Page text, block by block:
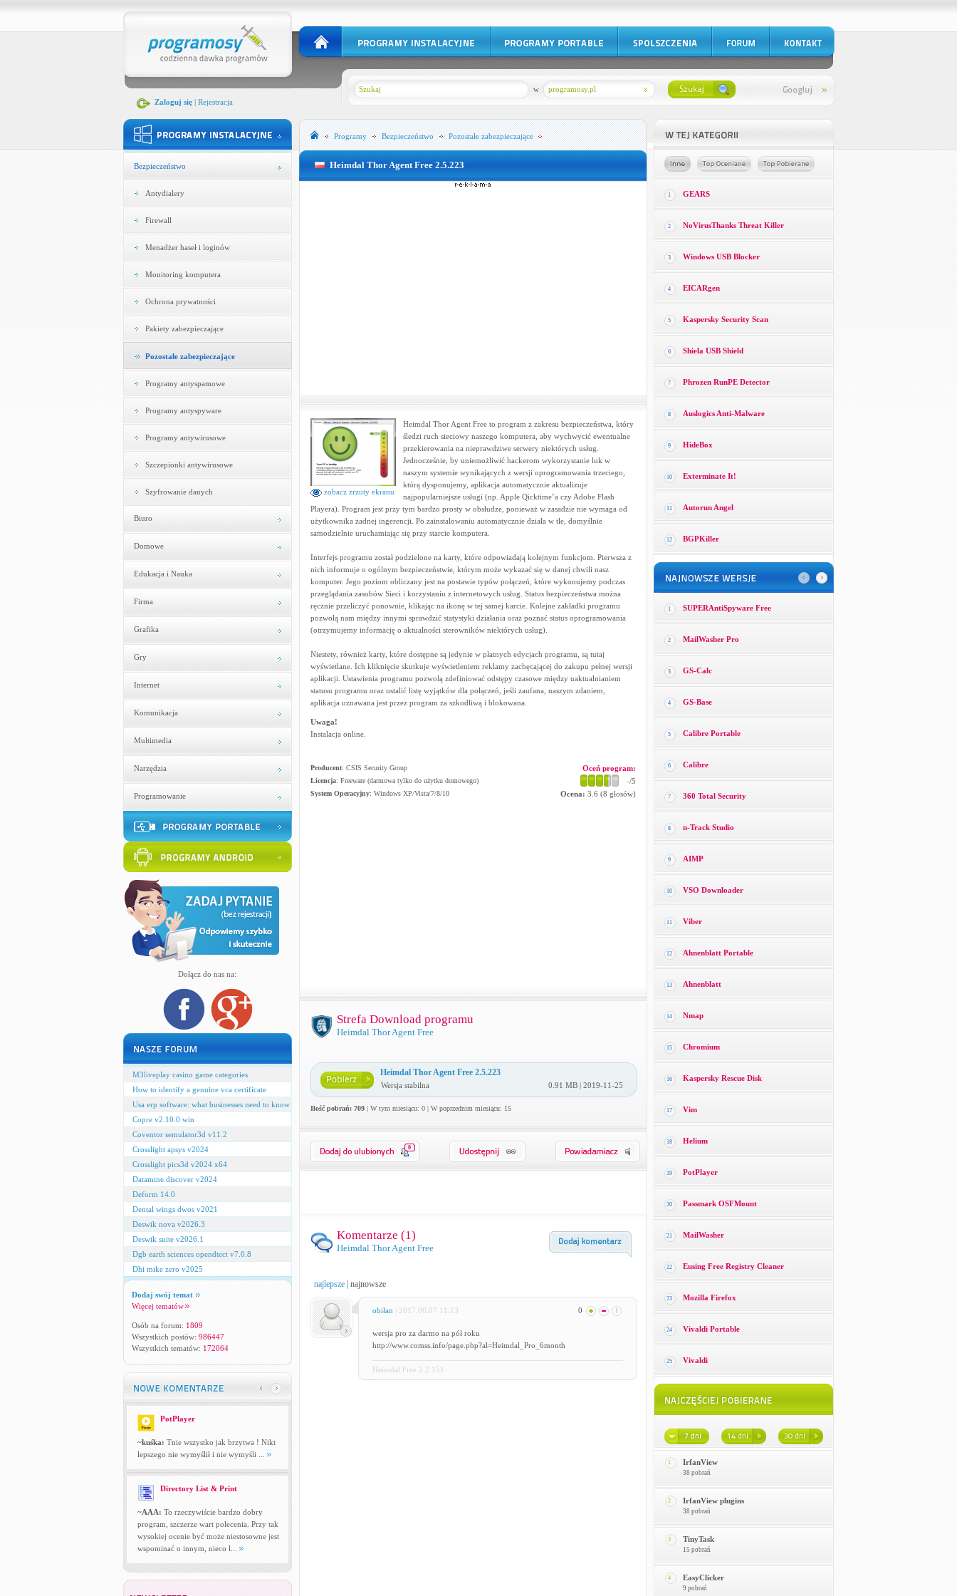
Zaloguj się| Rejestracja
programosy.pl
w
Bezpieczeństwo
Antydialery
Firewall
Menadżer haseł i loginów
Monitoring komputera
Ochrona prywatności
Pakiety zabezpieczające
Pozostałe zabezpieczające
Programy antyspamowe
Programy antyspyware
Programy antywirusowe
Szczepionki antywirusowe
Szyfrowanie danych
Biuro
Domowe
Edukacja i Nauka
Firma
Grafika
Gry
Internet
Komunikacja
Multimedia
Narzędzia
Programowanie
Dołącz do nas na:
M3liveplay casino game categories
How to identify a genuine vca certificate
Usa erp software: what businesses need to know
Copre v2.10.0 win
Coventor semulator3d v11.2
Crosslight apsys v2024
Crosslight pics3d v2024 x64
Datamine.discover v2024
Deform 14.0
Dental wings dwos v2021
Deswik nova v2026.3
Deswik suite v2026.1
Dgb earth sciences opendtect v7.0.8
Dhi mike zero v2025
Dodaj swój temat
Więcej tematów
Osób na forum: 1809
Wszystkich postów: 986447
Wszystkich tematów: 172064
PotPlayer
~kuśka: Tnie wszystko jak brzytwa ! Nikt
lepszego nie wymyślił i nie wymyśli ...
Directory List & Print
~AAA: To rzeczywiście bardzo dobry
program, szczerze wart polecenia. Przy tak
wysokiej ocenie być może niestosowne jest
wspominać o innym, nieco l...
Programy Bezpieczeństwo Pozostałe zabezpieczające
Heimdal Thor Agent Free 2.5.223
zobacz zrzuty ekranu
Heimdal Thor Agent Free to program z zakresu bezpieczeństwa, który
śledzi ruch sieciowy naszego komputera, aby wychwycić ewentualne
przekierowania na nieprawdziwe serwery niektórych usług.
Jednocześnie, by uniemożliwić hackerom wykorzystanie luk w
naszym systemie wynikających z wersji oprogramowania trzeciego,
którą dysponujemy, aplikacja automatycznie aktualizuje
najpopularniejsze usługi (np. Apple Qicktime’a czy Adobe Flash
Playera). Program jest przy tym bardzo prosty w obsłudze, ponieważ w zasadzie nie wymaga od
użytkownika żadnej ingerencji. Po zainstalowaniu automatycznie działa w tle, domyślnie
samodzielnie uruchamiając się przy starcie komputera.
Interfejs programu został podzielone na karty, które odpowiadają kolejnym funkcjom. Pierwsza z
nich informuje o ogólnym bezpieczeństwie, którym może wykazać się w danej chwili nasz
komputer. Jego poziom obliczany jest na postawie typów połączeń, które wykonujemy podczas
przeglądania zasobów Sieci i korzystaniu z internetowych usług. Status bezpieczeństwa można
ręcznie przeliczyć ponownie, klikając na ikonę w tej samej karcie. Kolejne zakładki programu
pozwolą nam między innymi sprawdzić statystyki działania oraz poznać status oprogramowania
(otrzymujemy informację o aktualności sterowników niektórych usług).
Niestety, również karty, które dostępne są jedynie w płatnych edycjach programu, są tutaj
wyświetlane. Ich kliknięcie skutkuje wyświetleniem reklamy zachęcającej do zakupu pełnej wersji
aplikacji. Ustawienia programu pozwolą zdefiniować odstępy czasowe między uaktualnianiem
statusu programu oraz ustalić listę wyjątków dla połączeń, jeśli zaufana, naszym zdaniem,
aplikacja uznawana jest przez program za szkodliwą i blokowana.
Uwaga!
Instalacja online.
Producent: CSIS Security Group
Licencja: Freeware (darmowa tylko do użytku domowego)
System Operacyjny: Windows XP/Vista/7/8/10
Oceń program:
-/5
Ocena: 3.6 (8 głosów)
Strefa Download programu
Heimdal Thor Agent Free
Heimdal Thor Agent Free 2.5.223
Wersja stabilna 0.91 MB | 2019-11-25
Ilość pobrań: 709| W tym miesiącu: 0 | W poprzednim miesiącu: 15
0
Komentarze (1)
Heimdal Thor Agent Free
najlepsze| najnowsze
obiłan | 2017.06.07 11:13 0
wersja pro za darmo na pół roku
http://www.comss.info/page.php?al=Heimdal_Pro_6month
Heimdal Free 2.2.151
1 GEARS
2 NoVirusThanks Threat Killer
3 Windows USB Blocker
4 EICARgen
5 Kaspersky Security Scan
6 Shiela USB Shield
7 Phrozen RunPE Detector
8 Auslogics Anti-Malware
9 HideBox
10 Exterminate It!
11 Autorun Angel
12 BGPKiller
1 SUPERAntiSpyware Free
2 MailWasher Pro
3 GS-Calc
4 GS-Base
5 Calibre Portable
6 Calibre
7 360 Total Security
8 n-Track Studio
9 AIMP
10 VSO Downloader
11 Viber
12 Ahnenblatt Portable
13 Ahnenblatt
14 Nmap
15 Chromium
16 Kaspersky Rescue Disk
17 Vim
18 Helium
19 PotPlayer
20 Passmark OSFMount
21 MailWasher
22 Eusing Free Registry Cleaner
23 Mozilla Firefox
24 Vivaldi Portable
25 Vivaldi
1 IrfanView
38 pobrań
2 IrfanView plugins
38 pobrań
3 TinyTask
15 pobrań
4 EasyClicker
9 pobrań